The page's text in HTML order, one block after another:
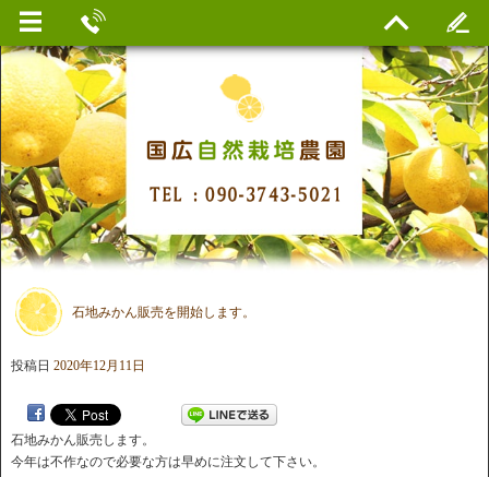
石地みかん販売を開始します。
投稿日 2020年12月11日
石地みかん販売します。
今年は不作なので必要な方は早めに注文して下さい。